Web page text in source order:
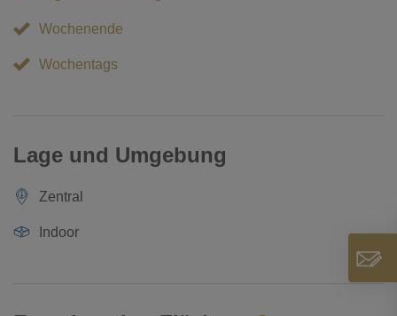
Wochenende
Wochentags
Lage und Umgebung
Zentral
Indoor